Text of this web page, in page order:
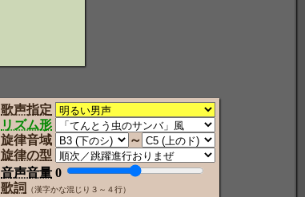
歌声指定
リズム形
旋律音域
～
旋律の型
音声音量 0
歌詞
（漢字かな混じり３～４行）